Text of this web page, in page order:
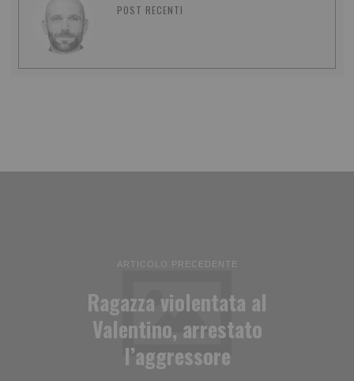
POST RECENTI
ARTICOLO PRECEDENTE
Ragazza violentata al
Valentino, arrestato
l’aggressore